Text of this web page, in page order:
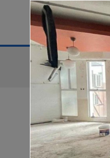
地區
搜尋條件: 售盤